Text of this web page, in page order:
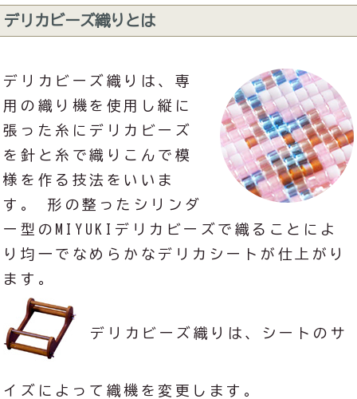
デリカビーズ織りとは
デリカビーズ織りは、専
用の織り機を使用し縦に
張った糸にデリカビーズ
を針と糸で織りこんで模
様を作る技法をいいま
す。 形の整ったシリンダ
ー型のMIYUKIデリカビーズで織ることによ
り均一でなめらかなデリカシートが仕上がり
ます。
デリカビーズ織りは、シートのサ
イズによって織機を変更します。